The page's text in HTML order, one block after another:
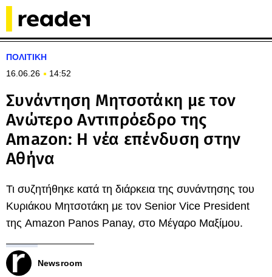
ΠΟΛΙΤΙΚΗ
16.06.26
14:52
Συνάντηση Μητσοτάκη με τον
Ανώτερο Αντιπρόεδρο της
Amazon: Η νέα επένδυση στην
Αθήνα
Τι συζητήθηκε κατά τη διάρκεια της συνάντησης του
Κυριάκου Μητσοτάκη με τον Senior Vice President
της Amazon Panos Panay, στο Μέγαρο Μαξίμου.
Newsroom